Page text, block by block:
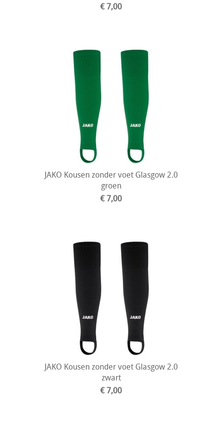
€ 7,00
JAKO Kousen zonder voet Glasgow 2.0
groen
€ 7,00
JAKO Kousen zonder voet Glasgow 2.0
zwart
€ 7,00